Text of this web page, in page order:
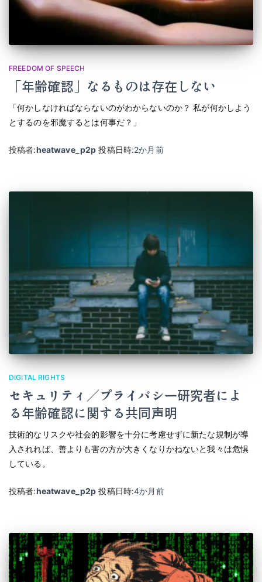
FREEDOM OF SPEECH
「年齢確認」なるものは存在しない
「何かしなければならないのがわからないのか？ 私が何かしよう
とするのを邪魔するとは何事だ？」
投稿者:heatwave_p2p 投稿日時:2か月 前
DIGITAL RIGHTS
セキュリティ／プライバシー研究者によ
る年齢確認に関する共同声明
技術的なリスクや社会的影響を十分に考慮せずに新たな規制が導
入されれば、善よりも害の方が大きくなりかねないと我々は危惧
している。
投稿者:heatwave_p2p 投稿日時:4か月 前